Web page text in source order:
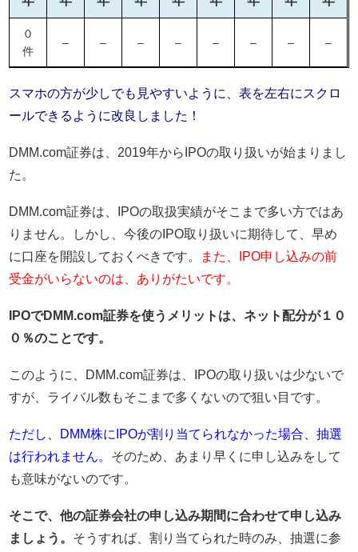
０
件
– – – – – – – –
スマホの方が少しでも見やすいように、表を左右にスクロ
ールできるように改良しました！
DMM.com証券は、2019年からIPOの取り扱いが始まりまし
た。
DMM.com証券は、IPOの取扱実績がそこまで多い方ではあ
りません。しかし、今後のIPO取り扱いに期待して、早め
に口座を開設しておくべきです。
また、IPO申し込みの前
受金がいらないのは、ありがたいです。
IPOでDMM.com証券を使うメリットは、ネット配分が１０
０％のことです。
このように、DMM.com証券は、IPOの取り扱いは少ないで
すが、ライバル数もそこまで多くないので狙い目です。
ただし、DMM株にIPOが割り当てられなかった場合、抽選
は行われません。 そのため、あまり早くに申し込みをして
も意味がないのです。
そこで、他の証券会社の申し込み期間に合わせて申し込み
ましょう。 そうすれば、割り当てられた時のみ、抽選に参